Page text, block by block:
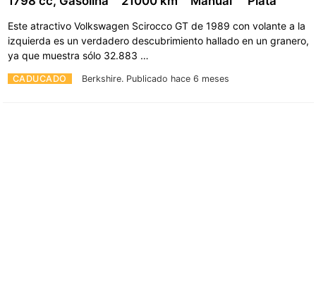
CADUCADO Berkshire. Publicado hace 6 meses
Este atractivo Volkswagen Scirocco GT de 1989 con volante a la
izquierda es un verdadero descubrimiento hallado en un granero,
ya que muestra sólo 32.883 …